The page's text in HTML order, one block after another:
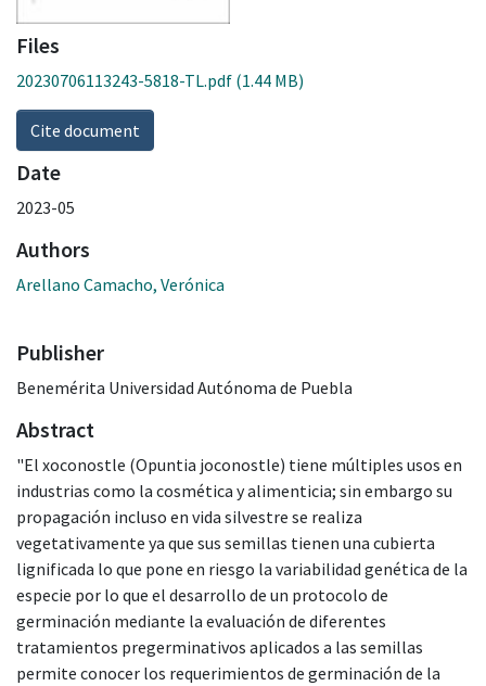
Files
20230706113243-5818-TL.pdf (1.44 MB)
Cite document
Date
2023-05
Authors
Arellano Camacho, Verónica
Publisher
Benemérita Universidad Autónoma de Puebla
Abstract
"El xoconostle (Opuntia joconostle) tiene múltiples usos en
industrias como la cosmética y alimenticia; sin embargo su
propagación incluso en vida silvestre se realiza
vegetativamente ya que sus semillas tienen una cubierta
lignificada lo que pone en riesgo la variabilidad genética de la
especie por lo que el desarrollo de un protocolo de
germinación mediante la evaluación de diferentes
tratamientos pregerminativos aplicados a las semillas
permite conocer los requerimientos de germinación de la